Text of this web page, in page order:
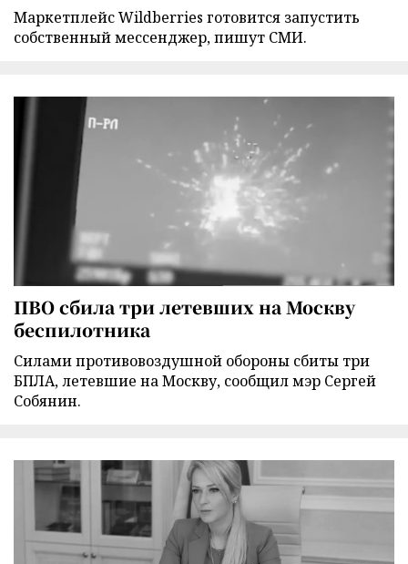
Маркетплейс Wildberries готовится запустить
собственный мессенджер, пишут СМИ.
ПВО сбила три летевших на Москву
беспилотника
Силами противовоздушной обороны сбиты три
БПЛА, летевшие на Москву, сообщил мэр Сергей
Собянин.